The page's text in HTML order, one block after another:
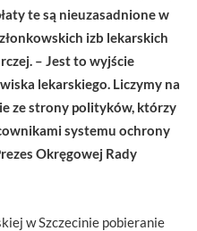
te są nieuzasadnione w
izb lekarskich
– Jest to wyjście
lekarskiego. Liczymy na
ze strony polityków, którzy
systemu ochrony
Okręgowej Rady
w Szczecinie pobieranie